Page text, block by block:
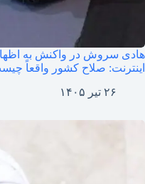
هادی سروش در واکنش به
اینترنت: صلاح کشور واقعاً
۲۶ تیر ۱۴۰۵